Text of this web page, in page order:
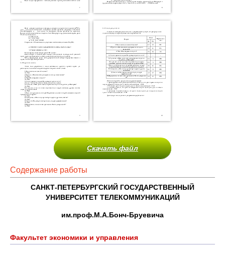
Скачать файл
Содержание работы
САНКТ-ПЕТЕРБУРГСКИЙ ГОСУДАРСТВЕННЫЙ
УНИВЕРСИТЕТ ТЕЛЕКОММУНИКАЦИЙ
им.проф.М.А.Бонч-Бруевича
Факультет экономики и управления